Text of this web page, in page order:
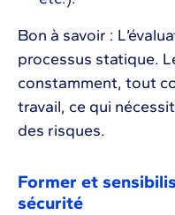
Bon à savoir :
processus statique.
constamment, tout
travail, ce qui
des risques.
Former et
sécurité